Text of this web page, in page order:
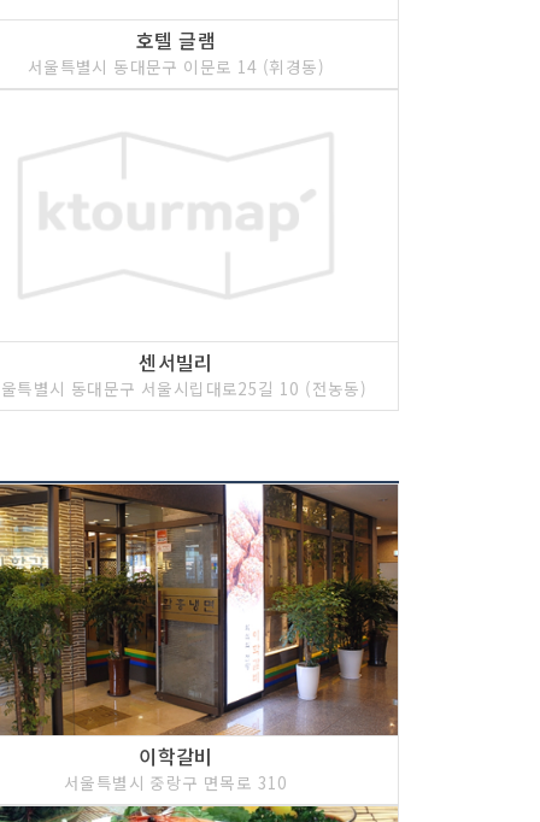
호텔 글램
서울특별시 동대문구 이문로 14 (휘경동)
센서빌리
특별시 동대문구 서울시립대로25길 10 (전농동)
이학갈비
서울특별시 중랑구 면목로 310